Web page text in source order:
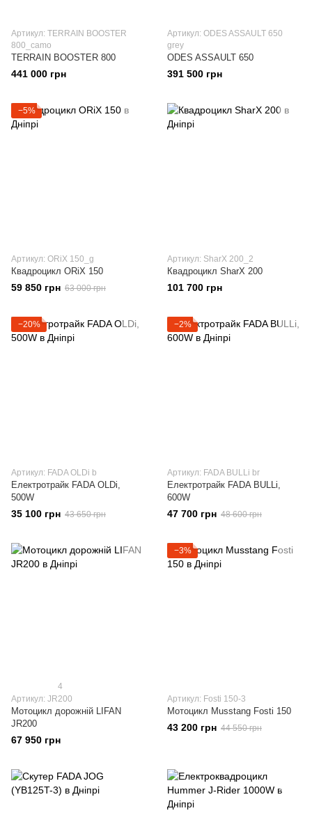
Артикул: TERRAIN BOOSTER
800_camo
TERRAIN BOOSTER 800
441 000 грн
Артикул: ODES ASSAULT 650
grey
ODES ASSAULT 650
391 500 грн
−5%
Артикул: ORiX 150_g
Квадроцикл ORiX 150
59 850 грн 63 000 грн
Артикул: SharX 200_2
Квадроцикл SharX 200
101 700 грн
−20%
Артикул: FADA OLDi b
Електротрайк FADA OLDi,
500W
35 100 грн 43 650 грн
−2%
Артикул: FADA BULLi br
Електротрайк FADA BULLi,
600W
47 700 грн 48 600 грн
4
Артикул: JR200
Мотоцикл дорожній LIFAN
JR200
67 950 грн
−3%
Артикул: Fosti 150-3
Мотоцикл Musstang Fosti 150
43 200 грн 44 550 грн